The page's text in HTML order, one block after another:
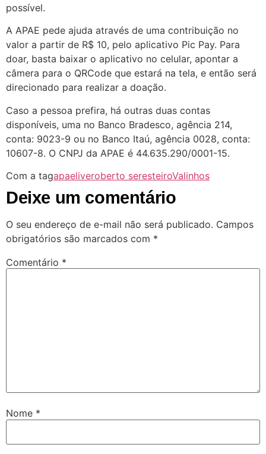
possível.
A APAE pede ajuda através de uma contribuição no
valor a partir de R$ 10, pelo aplicativo Pic Pay. Para
doar, basta baixar o aplicativo no celular, apontar a
câmera para o QRCode que estará na tela, e então será
direcionado para realizar a doação.
Caso a pessoa prefira, há outras duas contas
disponíveis, uma no Banco Bradesco, agência 214,
conta: 9023-9 ou no Banco Itaú, agência 0028, conta:
10607-8. O CNPJ da APAE é 44.635.290/0001-15.
Com a tagapaeliveroberto seresteiroValinhos
Deixe um comentário
O seu endereço de e-mail não será publicado. Campos
obrigatórios são marcados com *
Comentário *
Nome *